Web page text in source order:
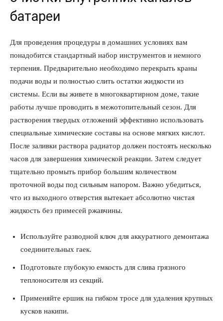
батареи
Для проведения процедуры в домашних условиях вам
понадобится стандартный набор инструментов и немного
терпения. Предварительно необходимо перекрыть краны
подачи воды и полностью слить остатки жидкости из
системы. Если вы живете в многоквартирном доме, такие
работы лучше проводить в межотопительный сезон. Для
растворения твердых отложений эффективно использовать
специальные химические составы на основе мягких кислот.
После заливки раствора радиатор должен постоять несколько
часов для завершения химической реакции. Затем следует
тщательно промыть прибор большим количеством
проточной воды под сильным напором. Важно убедиться,
что из выходного отверстия вытекает абсолютно чистая
жидкость без примесей ржавчины.
Используйте разводной ключ для аккуратного демонтажа
соединительных гаек.
Подготовьте глубокую емкость для слива грязного
теплоносителя из секций.
Применяйте ершик на гибком тросе для удаления крупных
кусков накипи.